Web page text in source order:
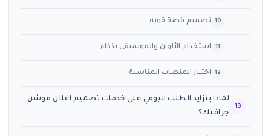
تصميم قصة قوية
استخدام الألوان والموسيقى بذكاء
اختيار المنصات المناسبة
لماذا يتزايد الطلب اليومي على خدمات تصميم اعلان موشن
جرافيك؟